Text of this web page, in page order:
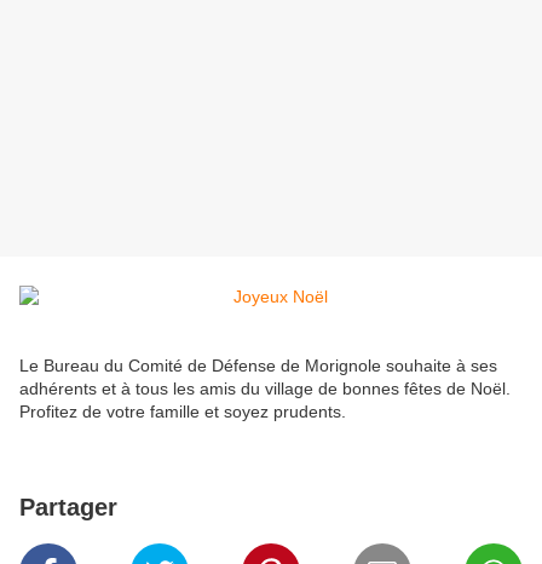
Le Bureau du Comité de Défense de Morignole souhaite à ses
adhérents et à tous les amis du village de bonnes fêtes de Noël.
Profitez de votre famille et soyez prudents.
Partager